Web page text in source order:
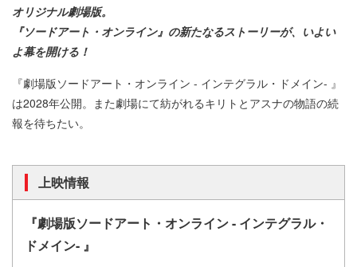
オリジナル劇場版。
『ソードアート・オンライン』の新たなるストーリーが、いよい
よ幕を開ける！
『劇場版ソードアート・オンライン - インテグラル・ドメイン- 』
は2028年公開。また劇場にて紡がれるキリトとアスナの物語の続
報を待ちたい。
上映情報
『劇場版ソードアート・オンライン - インテグラル・
ドメイン- 』